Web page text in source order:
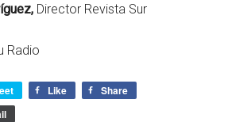
Director Revista Sur
Radio
Like
Share